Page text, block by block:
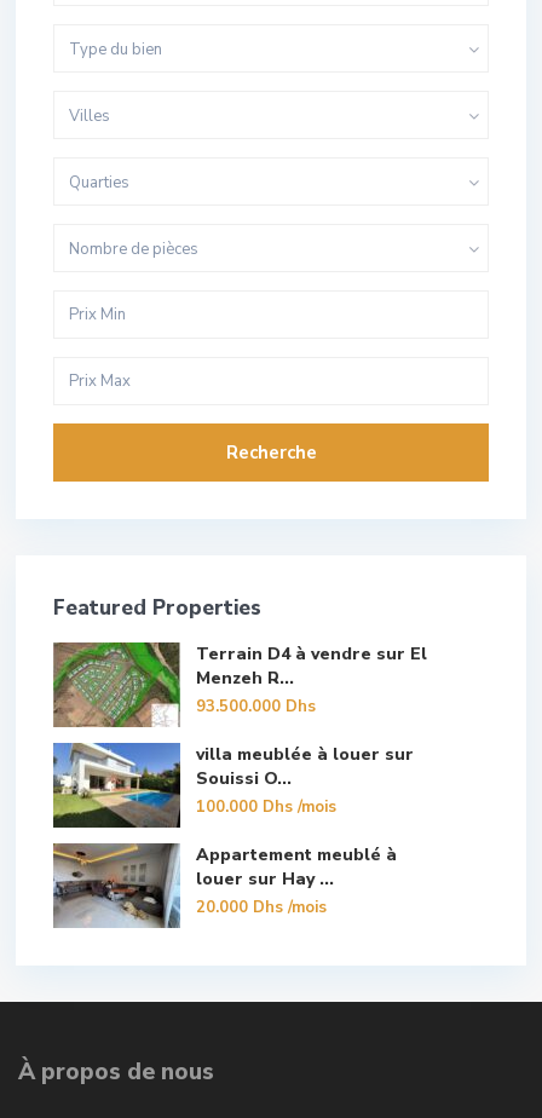
Type du bien
Villes
Quarties
Nombre de pièces
Recherche
Featured Properties
Terrain D4 à vendre sur El
Menzeh R...
93.500.000 Dhs
villa meublée à louer sur
Souissi O...
100.000 Dhs/mois
Appartement meublé à
louer sur Hay ...
20.000 Dhs/mois
À propos de nous